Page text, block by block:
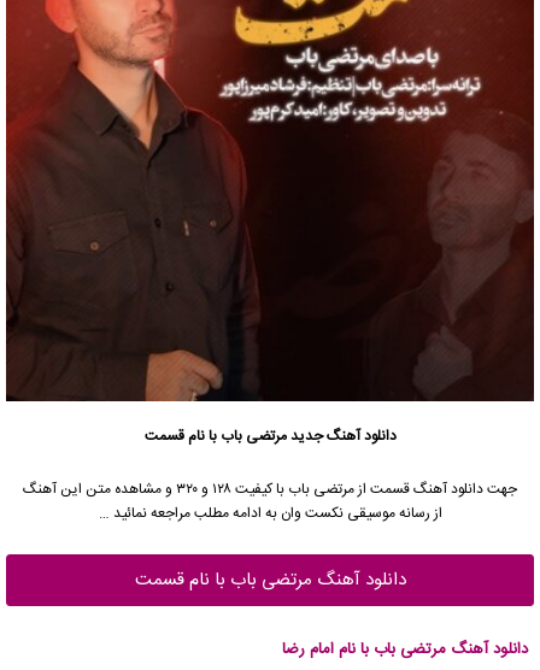
دانلود آهنگ جدیدمرتضی باب با نام قسمت
جهت دانلود آهنگ قسمت ازمرتضی باب
با کیفیت ۱۲۸ و ۳۲۰ و مشاهده متن این آهنگ
از رسانه موسیقی نکست وان به ادامه مطلب مراجعه نمائید …
دانلود آهنگ مرتضی باب با نام قسمت
دانلود آهنگ مرتضی باب با نام امام رضا